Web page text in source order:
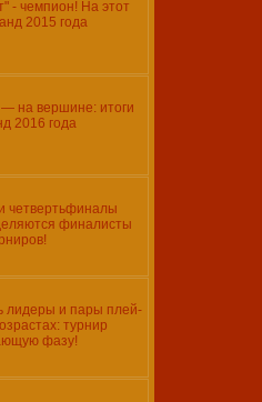
- чемпион! На этот
2015 года
на вершине: итоги
2016 года
четвертьфиналы
финалисты
лидеры и пары плей-
турнир
фазу!